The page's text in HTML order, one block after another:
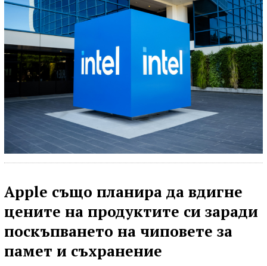
Apple също планира да вдигне
цените на продуктите си заради
поскъпването на чиповете за
памет и съхранение